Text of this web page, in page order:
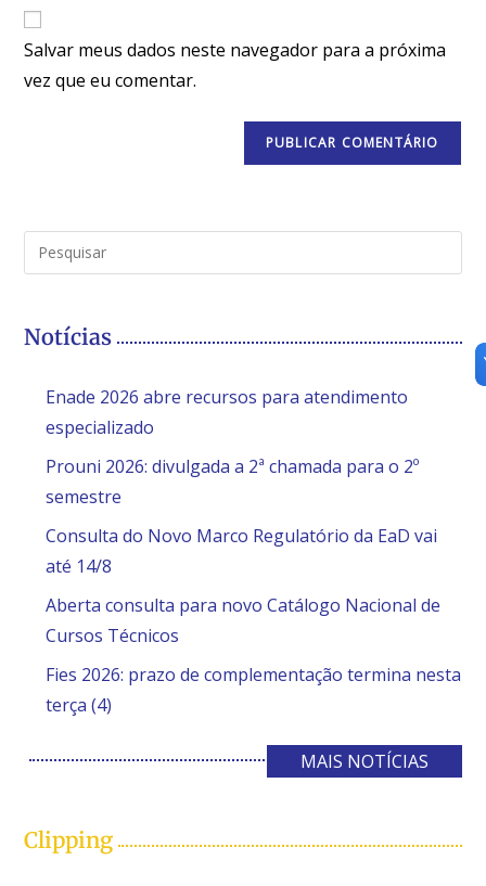
Salvar meus dados neste navegador para a próxima
vez que eu comentar.
Notícias
Enade 2026 abre recursos para atendimento
especializado
Prouni 2026: divulgada a 2ª chamada para o 2º
semestre
Consulta do Novo Marco Regulatório da EaD vai
até 14/8
Aberta consulta para novo Catálogo Nacional de
Cursos Técnicos
Fies 2026: prazo de complementação termina nesta
terça (4)
MAIS NOTÍCIAS
Clipping